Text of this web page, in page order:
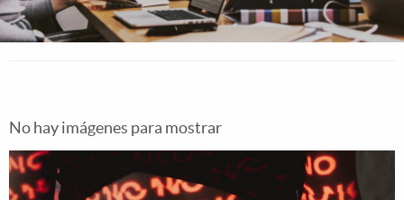
No hay imágenes para mostrar